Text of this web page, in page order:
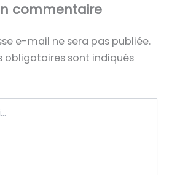
commentaire
e-mail ne sera pas publiée.
obligatoires sont indiqués